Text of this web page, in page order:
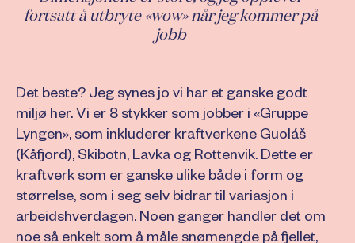
fortsatt å utbryte «wow» når jeg kommer på
jobb
Det beste? Jeg synes jo vi har et ganske godt
miljø her. Vi er 8 stykker som jobber i «Gruppe
Lyngen», som inkluderer kraftverkene Guoláš
(Kåfjord), Skibotn, Lavka og Rottenvik. Dette er
kraftverk som er ganske ulike både i form og
størrelse, som i seg selv bidrar til variasjon i
arbeidshverdagen. Noen ganger handler det om
noe så enkelt som å måle snømengde på fjellet,